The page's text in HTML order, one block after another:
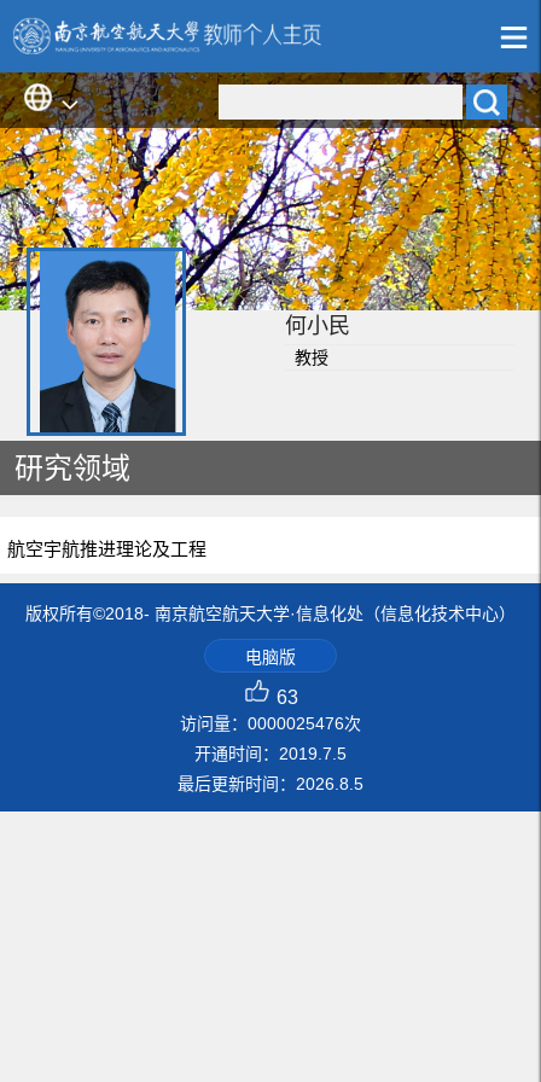
何小民
教授
研究领域
航空宇航推进理论及工程
版权所有©2018- 南京航空航天大学·信息化处（信息化技术中心）
电脑版
63
访问量： 0000025476次
开通时间： 2019.7.5
最后更新时间： 2026.8.5